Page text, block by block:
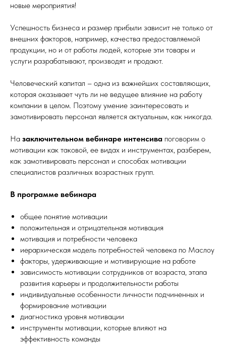
новые мероприятия!
Успешность бизнеса и размер прибыли зависит не только от
внешних факторов, например, качества предоставляемой
продукции, но и от работы людей, которые эти товары и
услуги разрабатывают, производят и продают.
Человеческий капитал – одна из важнейших составляющих,
которая оказывает чуть ли не ведущее влияние на работу
компании в целом. Поэтому умение заинтересовать и
замотивировать персонал является актуальным, как никогда.
На заключительном вебинаре интенсива поговорим о
мотивации как таковой, ее видах и инструментах, разберем,
как замотивировать персонал и способах мотивации
специалистов различных возрастных групп.
В программе вебинара
общее понятие мотивации
положительная и отрицательная мотивация
мотивация и потребности человека
иерархическая модель потребностей человека по Маслоу
факторы, удерживающие и мотивирующие на работе
зависимость мотивации сотрудников от возраста, этапа
развития карьеры и продолжительности работы
индивидуальные особенности личности подчиненных и
формирование мотивации
диагностика уровня мотивации
инструменты мотивации, которые влияют на
эффективность команды